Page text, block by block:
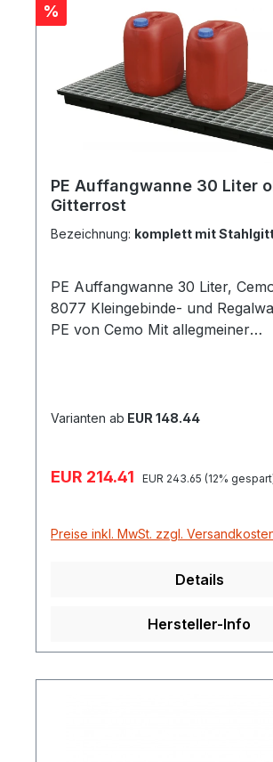
Rabatt
%
PE Auffangwanne 30 Liter
Gitterrost
Bezeichnung: komplett mit
PE Auffangwanne 30 Liter,
8077 Kleingebinde- und
PE von Cemo Mit allegmeiner
benutzbar Passend für
Varianten ab EUR 148.44
Verkaufspreis:
EUR 214.41 Regulärer Preis:
EUR 243.65 (12%
Preise inkl. MwSt. zzgl.
Details
Hersteller-Info